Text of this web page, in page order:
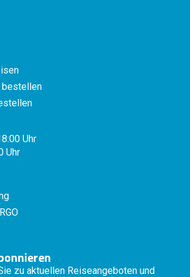
bestellen
Uhr
Uhr
zu aktuellen Reiseangeboten und